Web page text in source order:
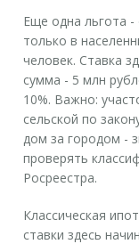
Еще одна льгота -
только в
человек. Ставка
сумма - 5 млн
10%. Важно:
сельской по
дом за городом -
проверять
Росреестра.
Классическая
ставки здесь